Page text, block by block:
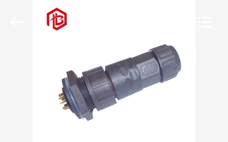
PRODUITS